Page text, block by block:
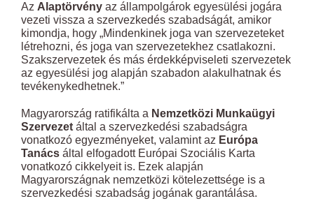
Az Alaptörvény az állampolgárok egyesülési jogára
vezeti vissza a szervezkedés szabadságát, amikor
kimondja, hogy „Mindenkinek joga van szervezeteket
létrehozni, és joga van szervezetekhez csatlakozni.
Szakszervezetek és más érdekképviseleti szervezetek
az egyesülési jog alapján szabadon alakulhatnak és
tevékenykedhetnek.”
Magyarország ratifikálta a Nemzetközi Munkaügyi
Szervezet által a szervezkedési szabadságra
vonatkozó egyezményeket, valamint az Európa
Tanács által elfogadott Európai Szociális Karta
vonatkozó cikkelyeit is. Ezek alapján
Magyarországnak nemzetközi kötelezettsége is a
szervezkedési szabadság jogának garantálása.